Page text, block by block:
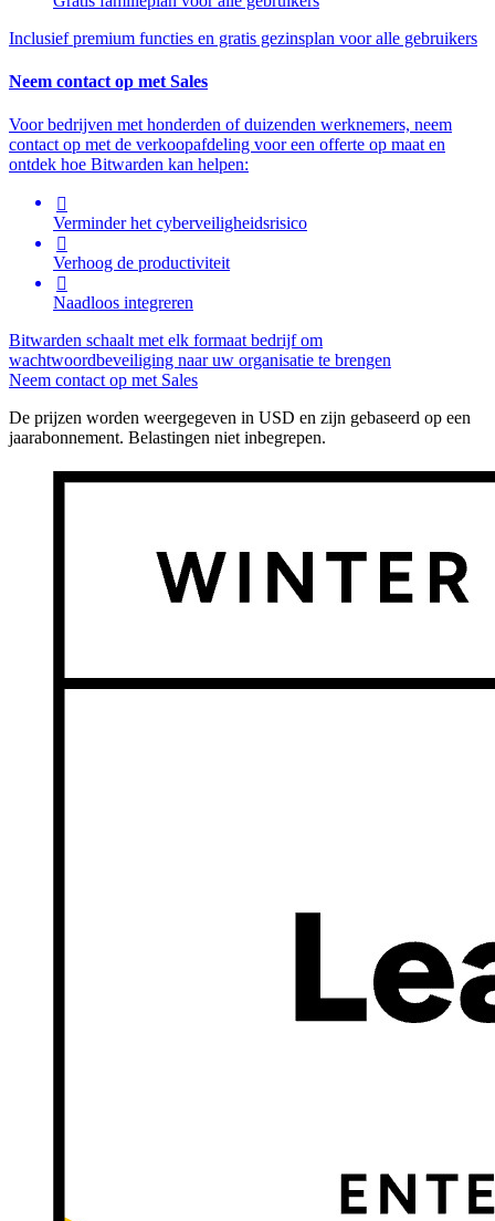
Inclusief premium functies en gratis gezinsplan voor alle gebruikers
Neem contact op met Sales
Voor bedrijven met honderden of duizenden werknemers, neem
contact op met de verkoopafdeling voor een offerte op maat en
ontdek hoe Bitwarden kan helpen:

Verminder het cyberveiligheidsrisico

Verhoog de productiviteit

Naadloos integreren
Bitwarden schaalt met elk formaat bedrijf om
wachtwoordbeveiliging naar uw organisatie te brengen
Neem contact op met Sales
De prijzen worden weergegeven in USD en zijn gebaseerd op een
jaarabonnement. Belastingen niet inbegrepen.